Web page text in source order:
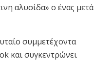
αλυσίδα» ο ένας μετά
συμμετέχοντα
και συγκεντρώνει